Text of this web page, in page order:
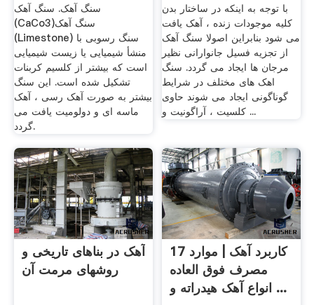
سنگ آهک. سنگ آهک
(CaCo3)سنگ آهک
(Limestone) سنگ رسوبی با
منشأ شیمیایی یا زیست شیمیایی
است که بیشتر از کلسیم کربنات
تشکیل شده است. این سنگ
بیشتر به صورت آهک رسی ، آهک
ماسه ای و دولومیت یافت می
گردد.
با توجه به اینکه در ساختار بدن
کلیه موجودات زنده ، آهک یافت
می شود بنابراین اصولا سنگ آهک
از تجزیه فسیل جانوارانی نظیر
مرجان ها ایجاد می گردد. سنگ
اهک های مختلف در شرایط
گوناگونی ایجاد می شوند حاوی
کلسیت ، آراگونیت و ...
آهک در بناهای تاریخی و
روشهای مرمت آن
17 کاربرد آهک | موارد
مصرف فوق العاده
انواع آهک هیدراته و ...